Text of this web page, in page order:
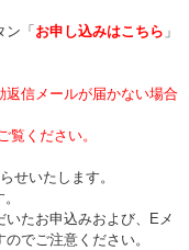
「 お申し込みはこちら 」
返信メールが届かない場合
覧ください。
せいたします。
たお申込みおよび、Eメ
でご注意ください。